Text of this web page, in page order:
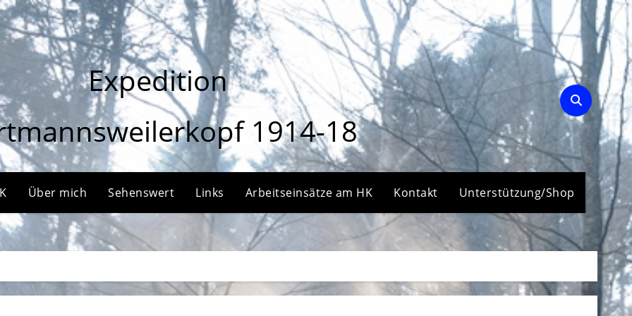
Expedition
1914-18
Über mich Sehenswert Links Arbeitseinsätze am HK Kontakt Unterstützung/Shop